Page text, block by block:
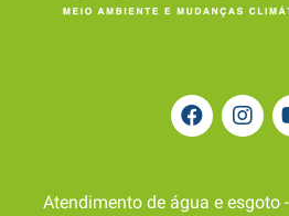
Atendimento de água e esgoto